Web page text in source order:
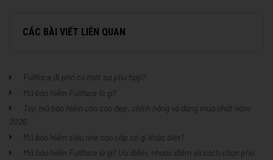
CÁC BÀI VIẾT LIÊN QUAN
Fullface đi phố có thật sự phù hợp?
Mũ bảo hiểm Fullface là gì?
Top mũ bảo hiểm cào cào đẹp, chính hãng và đáng mua nhất năm
2026
Mũ bảo hiểm siêu nhẹ cao cấp có gì khác biệt?
Mũ bảo hiểm Fullface là gì? Ưu điểm, nhược điểm và cách chọn phù